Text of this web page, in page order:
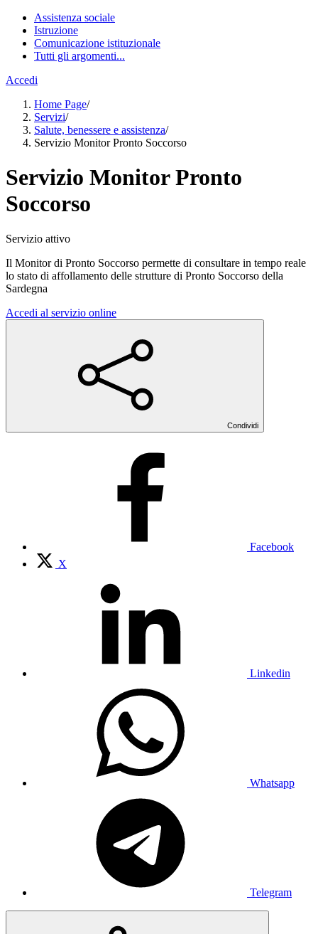
Assistenza sociale
Istruzione
Comunicazione istituzionale
Tutti gli argomenti...
Accedi
Home Page/
Servizi/
Salute, benessere e assistenza/
Servizio Monitor Pronto Soccorso
Servizio Monitor Pronto
Soccorso
Servizio attivo
Il Monitor di Pronto Soccorso permette di consultare in tempo reale
lo stato di affollamento delle strutture di Pronto Soccorso della
Sardegna
Accedi al servizio online
Condividi
Facebook
X
Linkedin
Whatsapp
Telegram